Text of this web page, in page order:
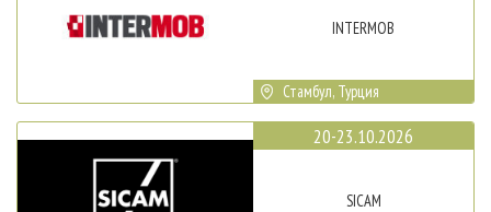
INTERMOB
Стамбул, Турция
20-23.10.2026
SICAM